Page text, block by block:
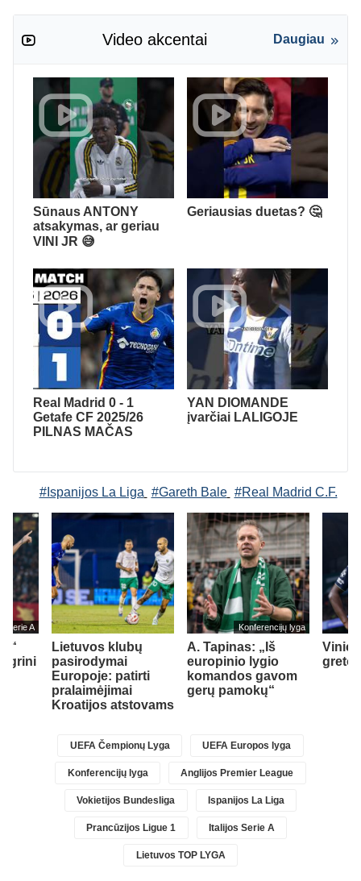
Video akcentai Daugiau
Sūnaus ANTONY
atsakymas, ar geriau
VINI JR 😅
Geriausias duetas? 🤔
Real Madrid 0 - 1
Getafe CF 2025/26
PILNAS MAČAS
YAN DIOMANDE
įvarčiai LALIGOJE
#Ispanijos La Liga #Gareth Bale #Real Madrid C.F.
Serie A
Lietuvos klubų
pasirodymai
Europoje: patirti
pralaimėjimai
Kroatijos atstovams
Konferencijų lyga
A. Tapinas: „Iš
europinio lygio
komandos gavom
gerų pamokų“
UEFA Čempionų Lyga UEFA Europos lyga
Konferencijų lyga Anglijos Premier League
Vokietijos Bundesliga Ispanijos La Liga
Prancūzijos Ligue 1 Italijos Serie A
Lietuvos TOP LYGA